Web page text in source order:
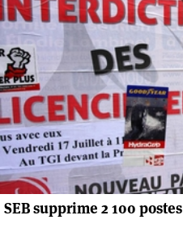
SEB supprime 2 100 postes